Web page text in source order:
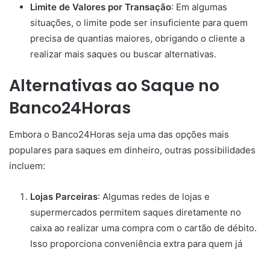
Limite de Valores por Transação: Em algumas
situações, o limite pode ser insuficiente para quem
precisa de quantias maiores, obrigando o cliente a
realizar mais saques ou buscar alternativas.
Alternativas ao Saque no
Banco24Horas
Embora o Banco24Horas seja uma das opções mais
populares para saques em dinheiro, outras possibilidades
incluem:
Lojas Parceiras: Algumas redes de lojas e
supermercados permitem saques diretamente no
caixa ao realizar uma compra com o cartão de débito.
Isso proporciona conveniência extra para quem já